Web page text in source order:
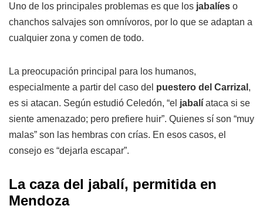
Uno de los principales problemas es que los jabalíes o
chanchos salvajes son omnívoros, por lo que se adaptan a
cualquier zona y comen de todo.
La preocupación principal para los humanos,
especialmente a partir del caso del puestero del Carrizal ,
es si atacan. Según estudió Celedón, “el jabalí ataca si se
siente amenazado; pero prefiere huir”. Quienes sí son “muy
malas” son las hembras con crías. En esos casos, el
consejo es “dejarla escapar”.
La caza del jabalí, permitida en
Mendoza